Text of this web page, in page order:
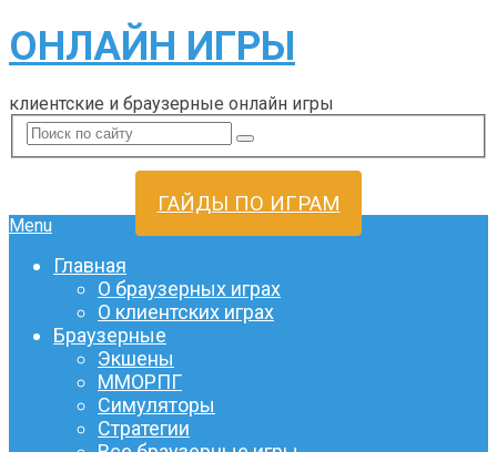
ОНЛАЙН ИГРЫ
клиентские и браузерные онлайн игры
ГАЙДЫ ПО ИГРАМ
Menu
Главная
О браузерных играх
О клиентских играх
Браузерные
Экшены
ММОРПГ
Симуляторы
Стратегии